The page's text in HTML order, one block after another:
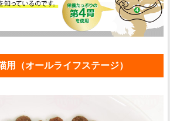
用（オールライフステージ）